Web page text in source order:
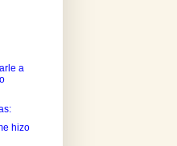
a
hizo